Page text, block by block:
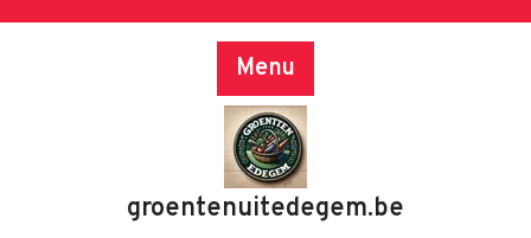
Menu
groentenuitedegem.be